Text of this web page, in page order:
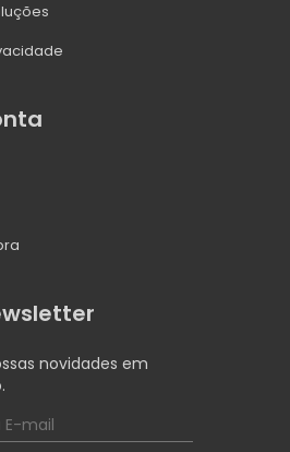
novidades em